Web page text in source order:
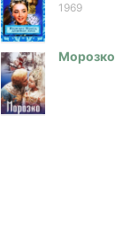
1969
Морозко